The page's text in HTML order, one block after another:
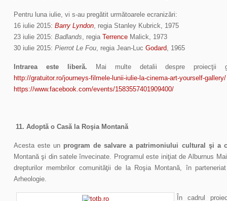
Pentru luna iulie, vi s-au pregătit următoarele ecranizări:
16 iulie 2015: Barry Lyndon, regia Stanley Kubrick, 1975
23 iulie 2015: Badlands, regia Terrence Malick, 1973
30 iulie 2015: Pierrot Le Fou, regia Jean-Luc Godard, 1965
Intrarea este liberă.
Mai multe detalii despre proiecţii
http://gratuitor.ro/journeys-filmele-lunii-iulie-la-cinema-art-yourself-gallery/
https://www.facebook.com/events/1583557401909400/
11. Adoptă o Casă la Roşia Montană
Acesta este un program de salvare a patrimoniului cultural şi a
Montană şi din satele învecinate. Programul este iniţiat de Alburnus
drepturilor membrilor comunităţii de la Roşia Montană, în
Arheologie.
În cadrul